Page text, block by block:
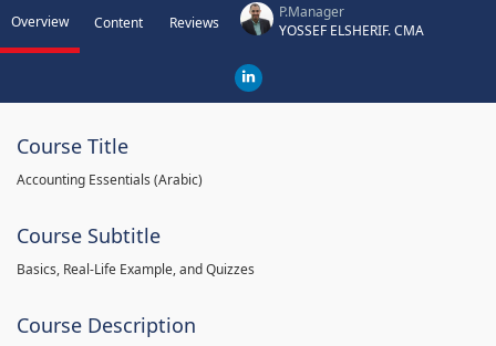
Overview Content Reviews
P.Manager
YOSSEF ELSHERIF. CMA
Course Title
Accounting Essentials (Arabic)
Course Subtitle
Basics, Real-Life Example, and Quizzes
Course Description